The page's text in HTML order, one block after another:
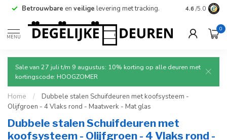
Betrouwbare en veilige levering met tracking. 4.6 /5.0
MENU
0
Sale van 27 juli t/m 9 augustus: 10% korting op alle deuren met
kortingscode: HOOGZOMER
Home /
Dubbele stalen Schuifdeuren met koofsysteem -
Olijfgroen - 4 Vlaks rond - Maatwerk - Mat glas
Dubbele stalen Schuifdeuren met
koofsysteem - Olijfgroen - 4 Vlaks rond -